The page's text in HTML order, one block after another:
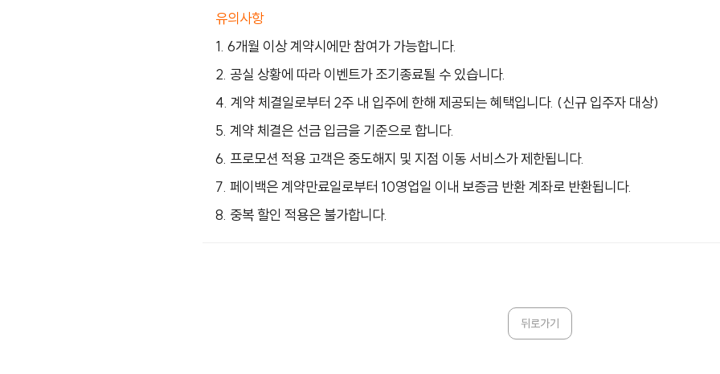
유의사항
1. 6개월 이상 계약시에만 참여가 가능합니다.
2. 공실 상황에 따라 이벤트가 조기종료될 수 있습니다.
4. 계약 체결일로부터 2주 내 입주에 한해 제공되는 혜택입니다. (신규 입주자 대상)
5. 계약 체결은 선금 입금을 기준으로 합니다.
6. 프로모션 적용 고객은 중도해지 및 지점 이동 서비스가 제한됩니다.
7. 페이백은 계약만료일로부터 10영업일 이내 보증금 반환 계좌로 반환됩니다.
8. 중복 할인 적용은 불가합니다.
뒤로가기